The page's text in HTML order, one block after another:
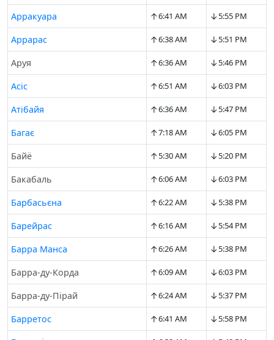
Арракуара ↑6:41 AM ↓5:55 PM
Аррарас ↑6:38 AM ↓5:51 PM
Аруя ↑6:36 AM ↓5:46 PM
Асіс ↑6:51 AM ↓6:03 PM
Атібайя ↑6:36 AM ↓5:47 PM
Багає ↑7:18 AM ↓6:05 PM
Байё ↑5:30 AM ↓5:20 PM
Бакабаль ↑6:06 AM ↓6:03 PM
Барбасьєна ↑6:22 AM ↓5:38 PM
Барейрас ↑6:16 AM ↓5:54 PM
Барра Манса ↑6:26 AM ↓5:38 PM
Барра-ду-Корда ↑6:09 AM ↓6:03 PM
Барра-ду-Пірай ↑6:24 AM ↓5:37 PM
Барретос ↑6:41 AM ↓5:58 PM